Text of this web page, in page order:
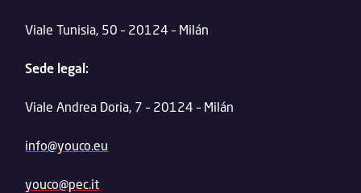
Viale Tunisia, 50 – 20124 – Milán
Sede legal:
Viale Andrea Doria, 7 – 20124 – Milán
info@youco.eu
youco@pec.it